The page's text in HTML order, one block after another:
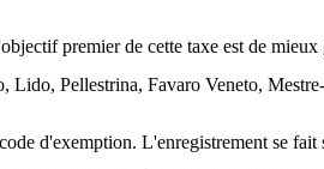
premier de cette taxe est de
Pellestrina, Favaro Veneto,
d'exemption. L'enregistrement se